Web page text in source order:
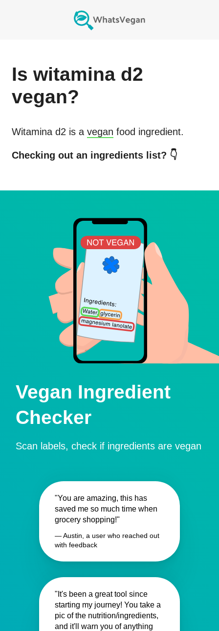
Is witamina d2
vegan?
Witamina d2 is a vegan food ingredient.
Checking out an ingredients list? 👇
Vegan Ingredient
Checker
Scan labels, check if ingredients are vegan
"You are amazing, this has
saved me so much time when
grocery shopping!"
— Austin, a user who reached out
with feedback
"It's been a great tool since
starting my journey! You take a
pic of the nutrition/ingredients,
and it'll warn you of anything